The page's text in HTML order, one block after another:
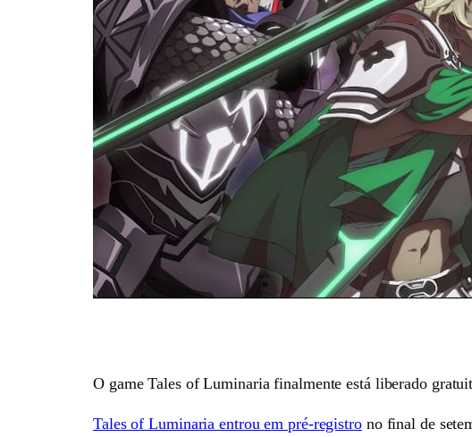
O game Tales of Luminaria finalmente está liberado
Tales of Luminaria entrou em pré-registrono final de